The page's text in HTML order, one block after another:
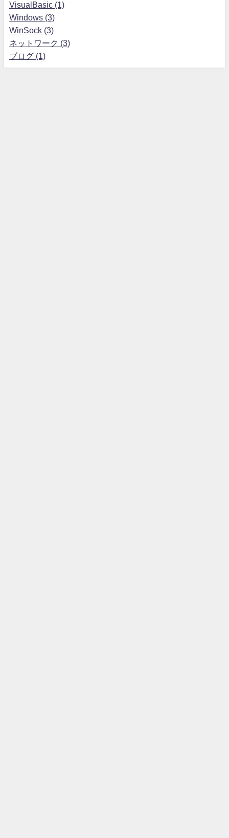
VisualBasic (1)
Windows (3)
WinSock (3)
ネットワーク (3)
ブログ (1)